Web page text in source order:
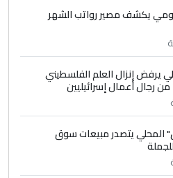
على صدام حسين سل
كامل)
علي ماما يسقط
للعراق ومن اصول عريقة
على صدام حسين سل
كامل)
يكشف مصير رواتب الشهر
يرفض إنزال العلم الفلسطيني
رجال أعمال إسرائيليين
يتصدر مبيعات سوق